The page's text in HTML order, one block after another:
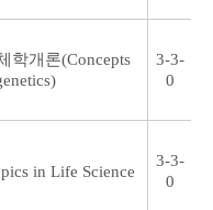
학개론(Concepts
3-3-
0
in Life Science
3-3-
0